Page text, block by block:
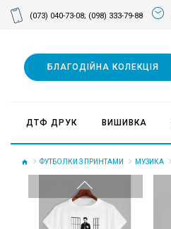
(073) 040-73-08; (098) 333-79-88
БЛАГОДІЙНА КОЛЕКЦІЯ
ДТФ ДРУК ВИШИВКА
ФУТБОЛКИ З ПРИНТАМИ МУЗИКА